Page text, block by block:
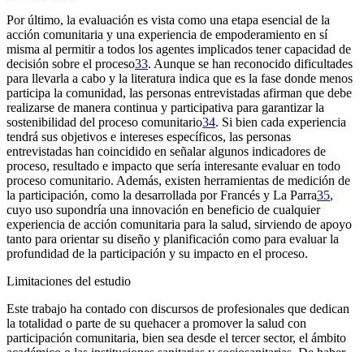
Por último, la evaluación es vista como una etapa esencial de la
acción comunitaria y una experiencia de empoderamiento en sí
misma al permitir a todos los agentes implicados tener capacidad de
decisión sobre el proceso33. Aunque se han reconocido dificultades
para llevarla a cabo y la literatura indica que es la fase donde menos
participa la comunidad, las personas entrevistadas afirman que debe
realizarse de manera continua y participativa para garantizar la
sostenibilidad del proceso comunitario34. Si bien cada experiencia
tendrá sus objetivos e intereses específicos, las personas
entrevistadas han coincidido en señalar algunos indicadores de
proceso, resultado e impacto que sería interesante evaluar en todo
proceso comunitario. Además, existen herramientas de medición de
la participación, como la desarrollada por Francés y La Parra35,
cuyo uso supondría una innovación en beneficio de cualquier
experiencia de acción comunitaria para la salud, sirviendo de apoyo
tanto para orientar su diseño y planificación como para evaluar la
profundidad de la participación y su impacto en el proceso.
Limitaciones del estudio
Este trabajo ha contado con discursos de profesionales que dedican
la totalidad o parte de su quehacer a promover la salud con
participación comunitaria, bien sea desde el tercer sector, el ámbito